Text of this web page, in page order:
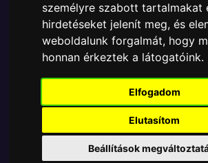
személyre szabott tartalmakat
hirdetéseket jelenít meg, és
weboldalunk forgalmát, hogy
honnan érkeztek a látogatóink.
Elfogadom
Elutasítom
Beállítások
azaz - POP In a Box - várja új
TOVÁBB A VÁSÁRLÁSRA
Tetszik? Osszd meg másokkal!